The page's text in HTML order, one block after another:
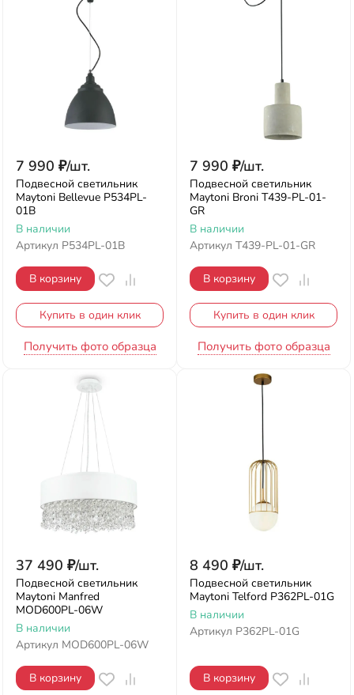
7 990 ₽/шт.
Подвесной светильник
Maytoni Bellevue P534PL-
01B
В наличии
Артикул P534PL-01B
В корзину
Купить в один клик
Получить фото образца
7 990 ₽/шт.
Подвесной светильник
Maytoni Broni T439-PL-01-
GR
В наличии
Артикул T439-PL-01-GR
В корзину
Купить в один клик
Получить фото образца
37 490 ₽/шт.
Подвесной светильник
Maytoni Manfred
MOD600PL-06W
В наличии
Артикул MOD600PL-06W
В корзину
8 490 ₽/шт.
Подвесной светильник
Maytoni Telford P362PL-01G
В наличии
Артикул P362PL-01G
В корзину